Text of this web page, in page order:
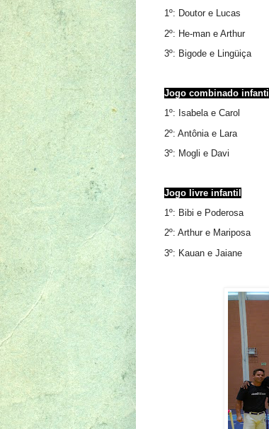
1º: Doutor e Lucas
2º: He-man e Arthur
3º: Bigode e Lingüiça
Jogo combinado infantil
1º: Isabela e Carol
2º: Antônia e Lara
3º: Mogli e Davi
Jogo livre infantil
1º: Bibi e Poderosa
2º: Arthur e Mariposa
3º: Kauan e Jaiane